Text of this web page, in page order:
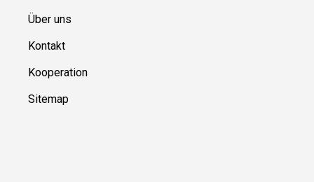
Über uns
Kontakt
Kooperation
Sitemap